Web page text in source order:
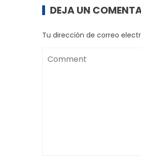
DEJA UN
Tu dirección de correo